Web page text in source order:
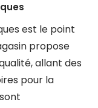
est le point
propose
allant des
pour la